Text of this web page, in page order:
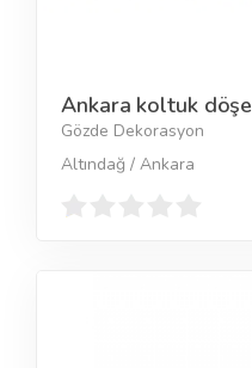
Ankara koltuk
Gözde Dekorasyon
Altındağ / Ankara